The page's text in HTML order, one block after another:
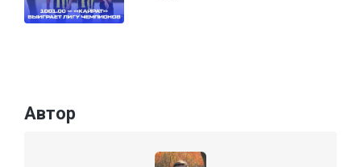
Автор